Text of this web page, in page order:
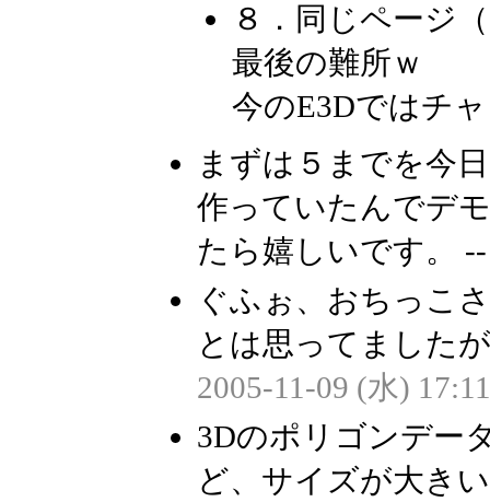
８．同じページ
最後の難所ｗ
今のE3Dではチ
まずは５までを今
作っていたんでデ
たら嬉しいです。
ぐふぉ、おちっこ
とは思ってました
2005-11-09 (水)
3Dのポリゴンデー
ど、サイズが大き